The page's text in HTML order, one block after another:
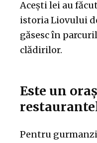
Acești lei au
istoria Liovului
găsesc în
clădirilor.
Este un
Pentru